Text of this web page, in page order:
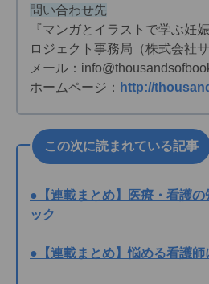
問い合わせ先
『マンガとイラストで学ぶ妊
ロジェクト事務局（株式会社
メール：
ホームページ： http://
この次に読まれている記事
●【連載まとめ】医療・看護
ック
●【連載まとめ】悩める看護師